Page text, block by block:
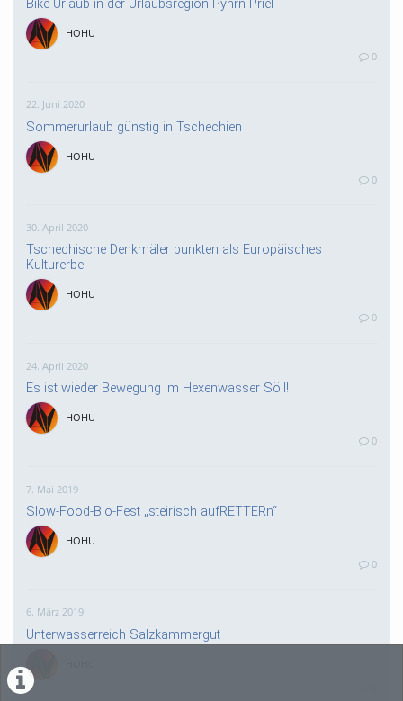
Bike-Urlaub in der Urlaubsregion Pyhrn-Priel
HOHU
0
22. Juni 2020
Sommerurlaub günstig in Tschechien
HOHU
0
30. April 2020
Tschechische Denkmäler punkten als Europäisches
Kulturerbe
HOHU
0
24. April 2020
Es ist wieder Bewegung im Hexenwasser Söll!
HOHU
0
7. Mai 2019
Slow-Food-Bio-Fest „steirisch aufRETTERn“
HOHU
0
6. März 2019
Unterwasserreich Salzkammergut